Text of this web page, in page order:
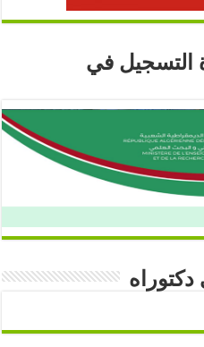
التسجيل في